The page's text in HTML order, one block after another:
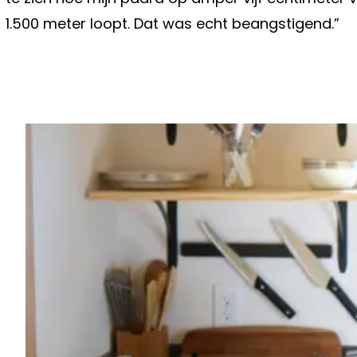
1.500 meter loopt. Dat was echt beangstigend.”